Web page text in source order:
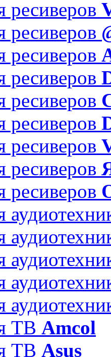
ресиверов
ресиверов
ресиверов
ресиверов
ресиверов
ресиверов
ресиверов
ресиверов
ресиверов
ТВ Amcol
ТВ Asus